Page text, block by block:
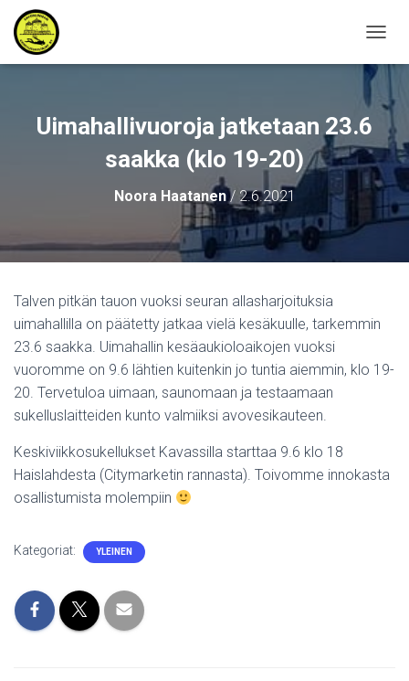
A
I
N
T
P
/
I
Uimahallivuoroja jatketaan 23.6
saakka (klo 19-20)
Noora Haatanen/ 2.6.2021
Talven pitkän tauon vuoksi seuran allasharjoituksia
uimahallilla on päätetty jatkaa vielä kesäkuulle, tarkemmin
23.6 saakka. Uimahallin kesäaukioloaikojen vuoksi
vuoromme on 9.6 lähtien kuitenkin jo tuntia aiemmin, klo 19-
20. Tervetuloa uimaan, saunomaan ja testaamaan
sukelluslaitteiden kunto valmiiksi avovesikauteen.
Keskiviikkosukellukset Kavassilla starttaa 9.6 klo 18
Haislahdesta (Citymarketin rannasta). Toivomme innokasta
osallistumista molempiin
Kategoriat: YLEINEN